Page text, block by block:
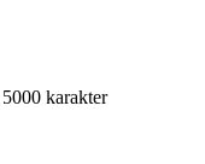
5000 karakter